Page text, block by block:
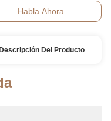
Habla Ahora.
Descripción Del Producto